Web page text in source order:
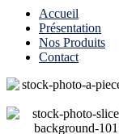
Accueil
Présentation
Nos Produits
Contact